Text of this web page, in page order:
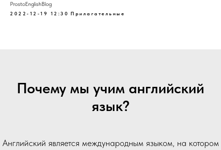
ProstoEnglishBlog
2022-12-19 12:30 Прилагательные
Почему мы учим английский
язык?
Английский является международным языком, на котором